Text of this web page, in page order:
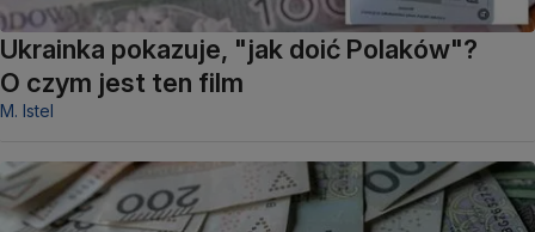
Ukrainka pokazuje, "jak doić Polaków"?
O czym jest ten film
M. Istel